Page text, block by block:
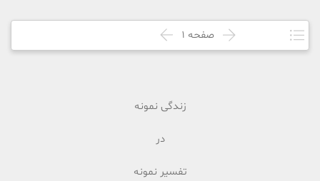
صفحه 1
زندگی نمونه
در
تفسیر نمونه